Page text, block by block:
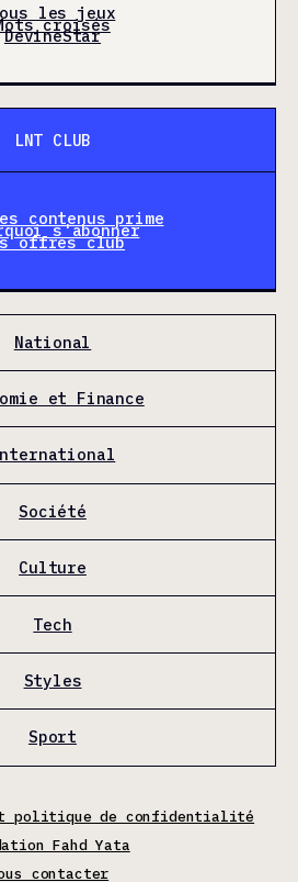
les jeux
croisés
DevineStar
LNT CLUB
contenus prime
s'abonner
offres club
National
et Finance
Société
Culture
Tech
Styles
Sport
politique de confidentialité
Fahd Yata
contacter